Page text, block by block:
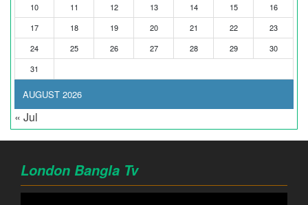
AUGUST 2026
10
11 12 13 14 15
16
17
18 19 20 21 22
23
24
25 26 27 28 29
30
31
« Jul
London Bangla Tv